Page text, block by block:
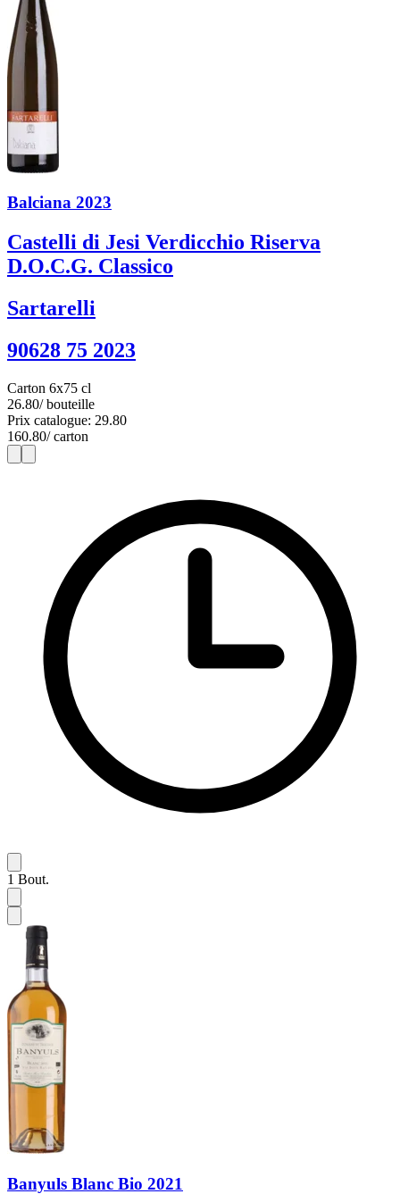
Balciana 2023
Castelli di Jesi Verdicchio Riserva
D.O.C.G. Classico
Sartarelli
90628 75 2023
Carton 6x75 cl
26.80/ bouteille
Prix catalogue: 29.80
160.80/ carton
1
1 Bout.
Banyuls Blanc Bio 2021